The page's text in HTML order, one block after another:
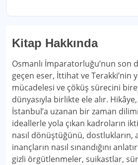
Kitap Hakkında
Osmanlı İmparatorluğu’nun son
geçen eser, İttihat ve Terakki’nin
mücadelesi ve çöküş sürecini
dünyasıyla birlikte ele alır.
İstanbul’a uzanan bir zaman
ideallerle yola çıkan kadroların
nasıl dönüştüğünü, dostlukların,
inançların nasıl sınandığını
gizli örgütlenmeler, suikastlar,